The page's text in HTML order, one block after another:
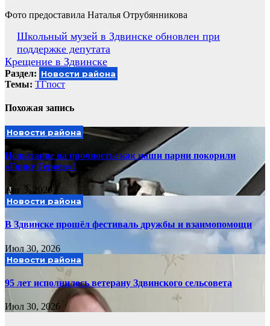
Фото предоставила Наталья Отрубянникова
Навигация
по
записям
Школьный музей в Здвинске обновлен при
поддержке депутата
Крещение в Здвинске
Раздел: Новости района
Темы: ТГпост
Похожая запись
Новости района
Испытание на прочность: как наши парни покорили
«Гонку Героев»!
Авг 3, 2026
Новости района
В Здвинске прошёл фестиваль дружбы и взаимопомощи
Июл 30, 2026
Новости района
95 лет исполнилось ветерану Здвинского сельсовета
Июл 30, 2026